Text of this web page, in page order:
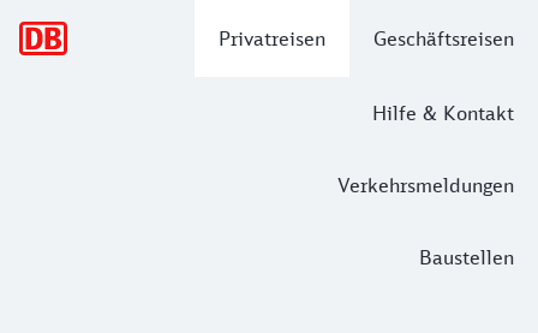
Privatreisen Geschäftsreisen
Hilfe & Kontakt
Verkehrsmeldungen
Baustellen